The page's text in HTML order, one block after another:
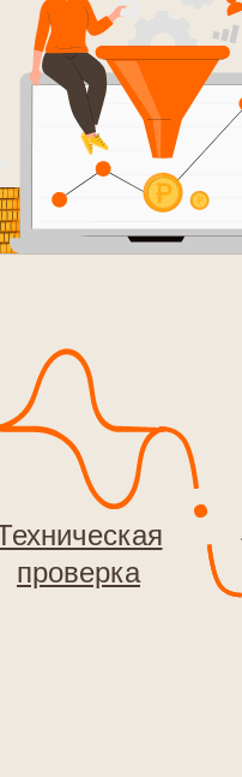
проверка